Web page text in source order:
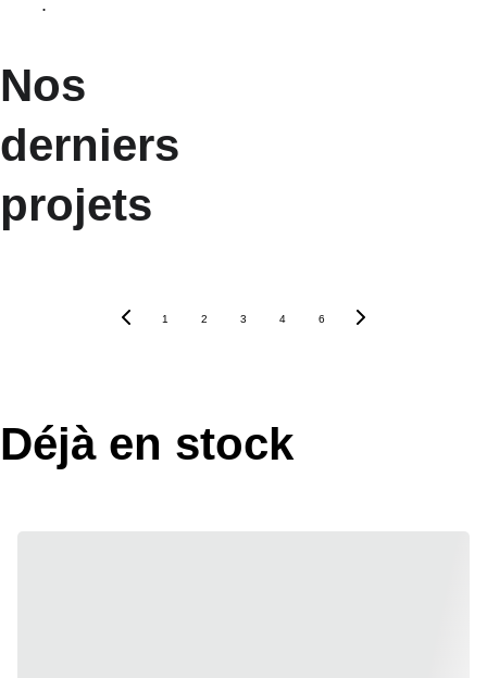
.
Nos
derniers
projets
1 2 3 4 6
Déjà en stock